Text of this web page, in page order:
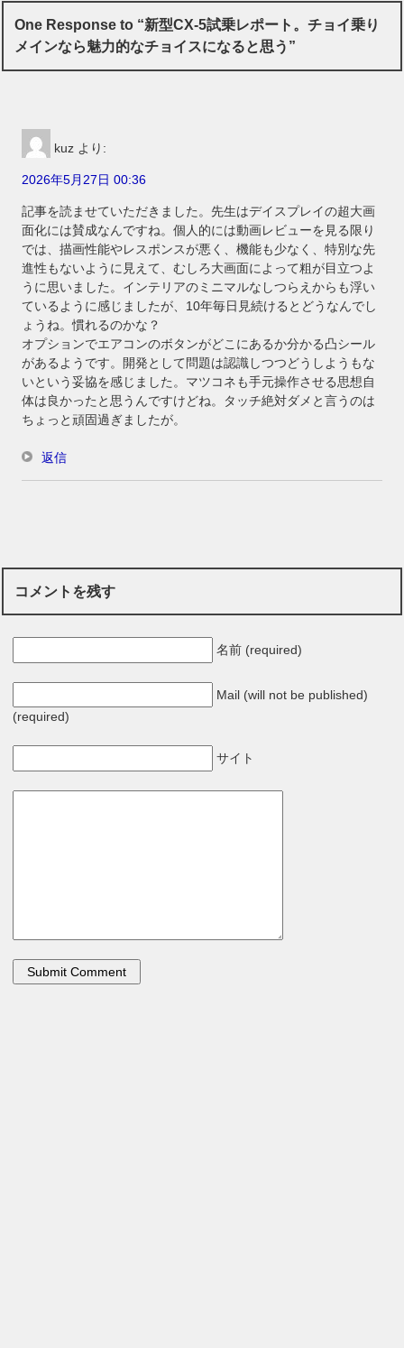
One Response to “新型CX-5試乗レポート。チョイ乗り
メインなら魅力的なチョイスになると思う”
kuz より:
2026年5月27日 00:36
記事を読ませていただきました。先生はデイスプレイの超大画
面化には賛成なんですね。個人的には動画レビューを見る限り
では、描画性能やレスポンスが悪く、機能も少なく、特別な先
進性もないように見えて、むしろ大画面によって粗が目立つよ
うに思いました。インテリアのミニマルなしつらえからも浮い
ているように感じましたが、10年毎日見続けるとどうなんでし
ょうね。慣れるのかな？
オプションでエアコンのボタンがどこにあるか分かる凸シール
があるようです。開発として問題は認識しつつどうしようもな
いという妥協を感じました。マツコネも手元操作させる思想自
体は良かったと思うんですけどね。タッチ絶対ダメと言うのは
ちょっと頑固過ぎましたが。
返信
コメントを残す
名前 (required)
Mail (will not be published)
(required)
サイト